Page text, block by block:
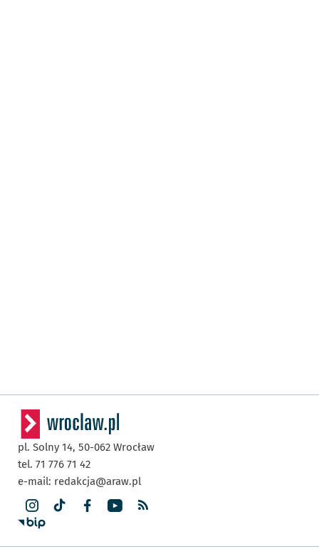
pl. Solny 14, 50-062 Wrocław
tel. 71 776 71 42
e-mail: redakcja@araw.pl